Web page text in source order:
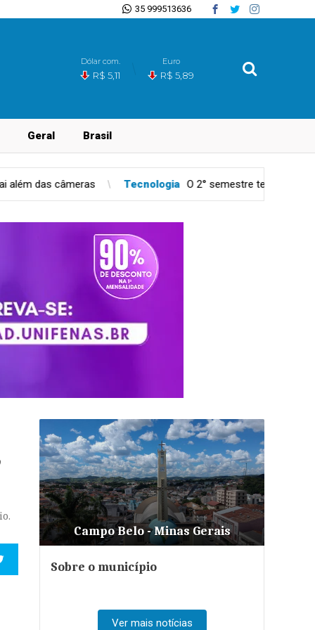
35 999513636
Dólar com.
R$ 5,11
Euro
R$ 5,89
Geral Brasil
Tecnologia O 2° semestre tem 3 feriados que afetam
Campo Belo - Minas Gerais
Sobre o município
Ver mais notícias